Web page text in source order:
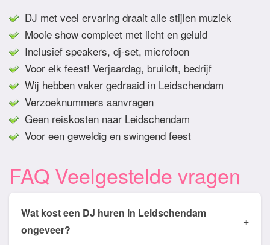
DJ met veel ervaring draait alle stijlen muziek
Mooie show compleet met licht en geluid
Inclusief speakers, dj-set, microfoon
Voor elk feest! Verjaardag, bruiloft, bedrijf
Wij hebben vaker gedraaid in Leidschendam
Verzoeknummers aanvragen
Geen reiskosten naar Leidschendam
Voor een geweldig en swingend feest
FAQ Veelgestelde vragen
Wat kost een DJ huren in Leidschendam
ongeveer?
+